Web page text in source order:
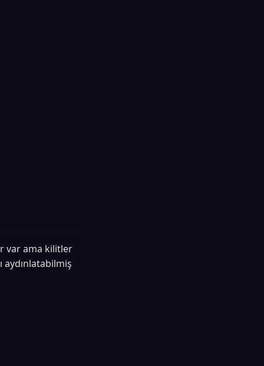
var ama kilitler
aydınlatabilmiş